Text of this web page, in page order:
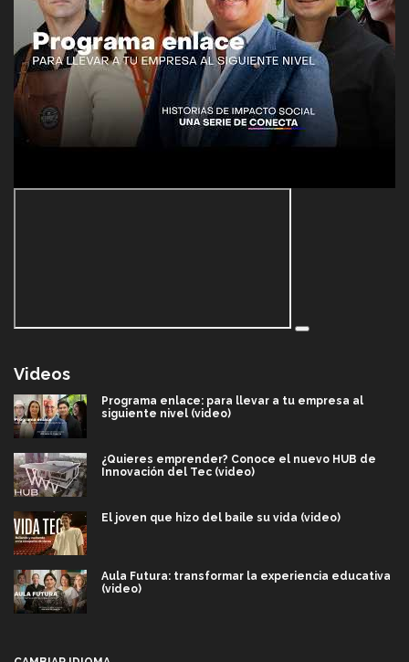
Videos
Programa enlace: para llevar a tu empresa al
siguiente nivel (video)
¿Quieres emprender? Conoce el nuevo HUB de
Innovación del Tec (video)
El joven que hizo del baile su vida (video)
Aula Futura: transformar la experiencia educativa
(video)